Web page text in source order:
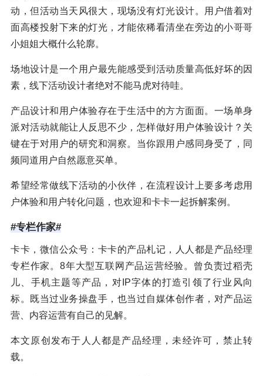
动，但活动当天风很大，现场没有灯光设计。用户借着对
面高楼投射下来的灯光，才能依稀看清坐在旁边的小哥哥
小姐姐大概什么轮廓。
场地设计是一个用户最先能感受到活动质量高低好坏的因
素，线下活动设计者绝对不能马虎对待哇。
产品设计和用户体验存在于生活中的方方面面。一场单身
派对活动就能让人反思不少，怎样做好用户体验设计？关
键在于对用户的研究和洞察。当你跟用户感同身受了，同
频同道用户自然愿意买单。
希望经常做线下活动的小伙伴，在流程设计上要多考虑用
户体验和用户转化问题，也欢迎和卡卡一起拆解案例。
#专栏作家#
卡卡，微信公众号：卡卡的产品札记，人人都是产品经理
专栏作家。8年大型互联网产品运营经验。曾负责过稻壳
儿、手机主题等产品，对IP字体的打造引领了行业风向
标。既当过业务操盘手，也当过自媒体创作者，对产品运
营、内容运营有自己的见解。
本文原创发布于人人都是产品经理，未经许可，禁止转
载。